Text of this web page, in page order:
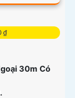
₫
30m Có